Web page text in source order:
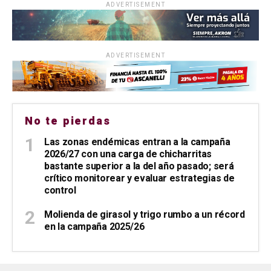
ADVERTISEMENT
ADVERTISEMENT
No te pierdas
Las zonas endémicas entran a la campaña
2026/27 con una carga de chicharritas
bastante superior a la del año pasado; será
crítico monitorear y evaluar estrategias de
control
Molienda de girasol y trigo rumbo a un récord
en la campaña 2025/26